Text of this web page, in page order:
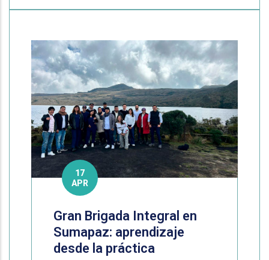
17
APR
Gran Brigada Integral en
Sumapaz: aprendizaje
desde la práctica